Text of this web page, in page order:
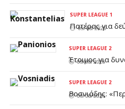
καλύτεροι
ματς»
SUPER LEAGUE 1
Πατέρας για
Κωνσταντέλιας!
09/08/2026
SUPER LEAGUE 2
Έτοιμος για
επίθεση ο
09/08/2026
SUPER LEAGUE 2
Βοσνιάδης:
βαθμό -
09/08/2026